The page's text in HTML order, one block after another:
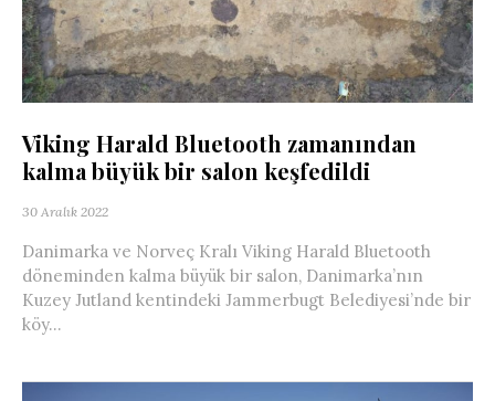
Viking Harald Bluetooth zamanından
kalma büyük bir salon keşfedildi
30 Aralık 2022
Danimarka ve Norveç Kralı Viking Harald Bluetooth
döneminden kalma büyük bir salon, Danimarka’nın
Kuzey Jutland kentindeki Jammerbugt Belediyesi’nde bir
köy...